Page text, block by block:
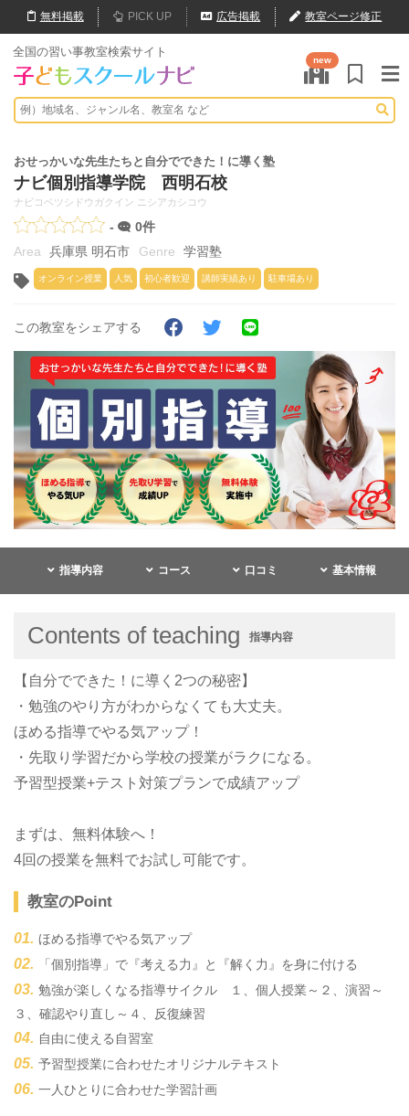
無料掲載 PICK UP 広告掲載 教室ページ修正
全国の習い事教室検索サイト
new
おせっかいな先生たちと自分でできた！に導く塾
ナビ個別指導学院 西明石校
ナビコベツシドウガクイン ニシアカシコウ
-
0件
兵庫県 明石市
学習塾
オンライン授業 人気 初心者歓迎 講師実績あり 駐車場あり
この教室をシェアする
指導内容 コース 口コミ 基本情報
Contents of teaching 指導内容
【自分でできた！に導く2つの秘密】
・勉強のやり方がわからなくても大丈夫。
ほめる指導でやる気アップ！
・先取り学習だから学校の授業がラクになる。
予習型授業+テスト対策プランで成績アップ
まずは、無料体験へ！
4回の授業を無料でお試し可能です。
教室のPoint
ほめる指導でやる気アップ
「個別指導」で『考える力』と『解く力』を身に付ける
勉強が楽しくなる指導サイクル １、個人授業～２、演習～
３、確認やり直し～４、反復練習
自由に使える自習室
予習型授業に合わせたオリジナルテキスト
一人ひとりに合わせた学習計画